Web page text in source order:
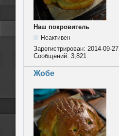
Наш покровитель
Неактивен
Зарегистрирован: 2014-09-27
Сообщений: 3,821
Жобе